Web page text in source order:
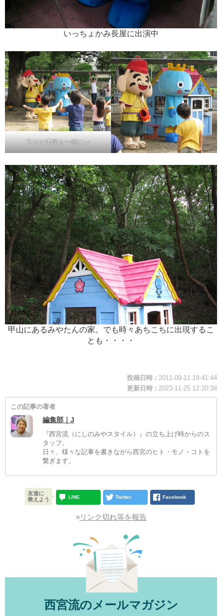
いっちょかみ長屋に出演中
ラジオ体操も一緒に♪♪
甲山にあるみやたんの家。でも時々あちこちに出現するこ
とも・・・・
投稿日時 : 2011-09-11 19:41:44
更新日時 : 2023-11-25 12:20:34
この記事の著者
編集部｜J
『西宮流（にしのみやスタイル）』の立ち上げ時からのス
タッフ。
日々、様々な記事を書きながら西宮のヒト・モノ・コトを
繋ぎます。
友達に
教えよう
LINE Twitter Facebook
»リンク切れ等を報告
西宮流のメールマガジン